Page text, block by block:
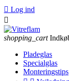
 Log ind

shopping_cart
Pladeglas
Specialglas
Monteringstips